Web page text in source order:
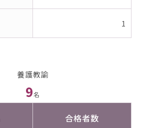
1
養護教諭
9名
合格者数